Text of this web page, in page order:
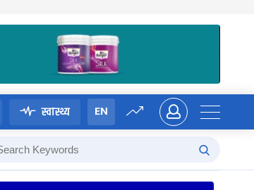
स्वास्थ्य EN